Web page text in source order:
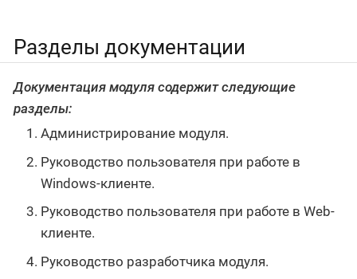
Разделы документации
Документация модуля содержит следующие
разделы:
Администрирование модуля.
Руководство пользователя при работе в
Windows-клиенте.
Руководство пользователя при работе в Web-
клиенте.
Руководство разработчика модуля.